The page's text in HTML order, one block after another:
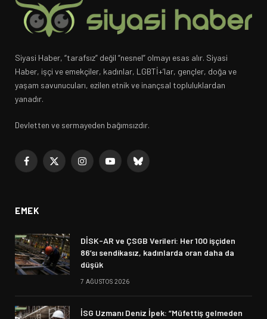
Siyasi Haber, “tarafsız” değil “nesnel” olmayı esas alır. Siyasi
Haber, işçi ve emekçiler, kadınlar, LGBTİ+’lar, gençler, doğa ve
yaşam savunucuları, ezilen etnik ve inançsal topluluklardan
yanadır.
Devletten ve sermayeden bağımsızdır.
Facebook
X
InstagramYouTubeBluesky
EMEK
DİSK-AR ve ÇSGB Verileri: Her 100 işçiden
86’sı sendikasız, kadınlarda oran daha da
düşük
7 AĞUSTOS 2026
İSG Uzmanı Deniz İpek: “Müfettiş gelmeden